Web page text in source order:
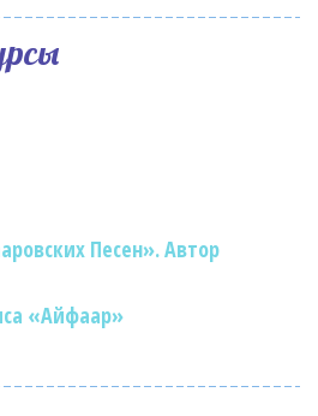
Песен». Автор
«Айфаар»